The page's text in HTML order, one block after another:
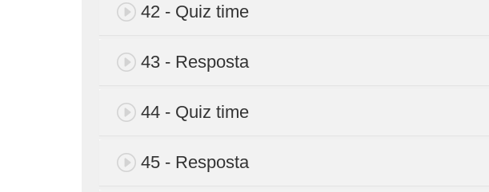
42 - Quiz time
43 - Resposta
44 - Quiz time
45 - Resposta